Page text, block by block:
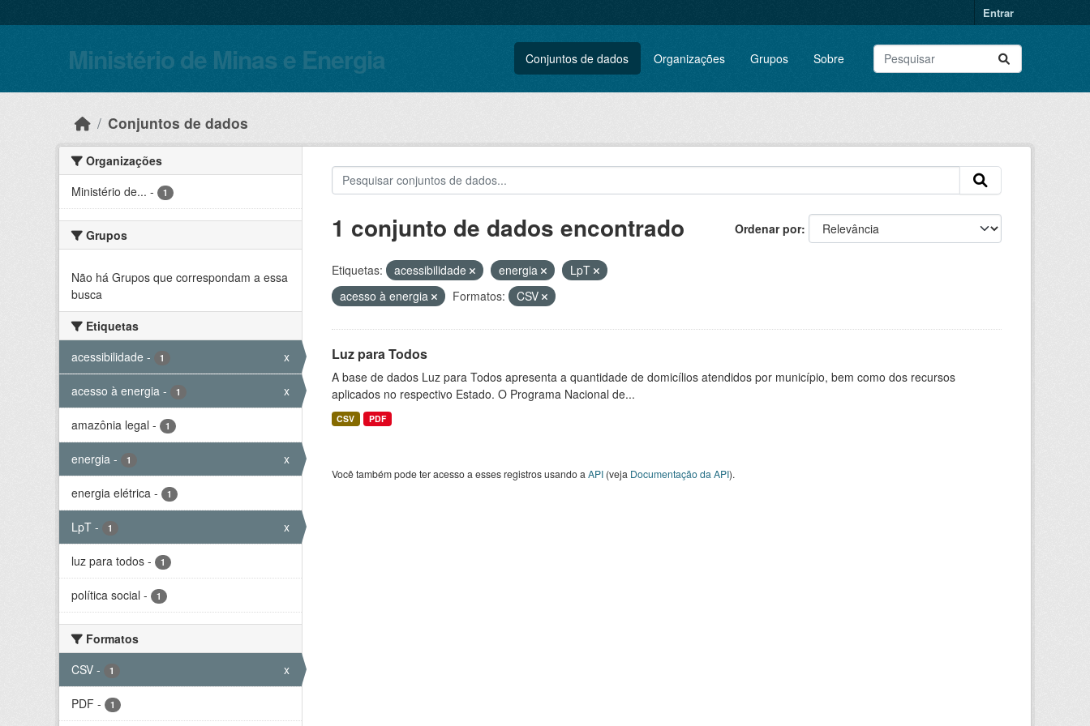
Entrar
Ministério de Minas e Energia Conjuntos de dados Organizações Grupos Sobre
Conjuntos de dados
Organizações
Ministério de... - 1
Grupos
Não há Grupos que correspondam a essa
busca
Etiquetas
acessibilidade - 1 x
acesso à energia - 1 x
amazônia legal - 1
energia - 1 x
energia elétrica - 1
LpT - 1 x
luz para todos - 1
política social - 1
Formatos
CSV - 1 x
PDF - 1
Ordenar por
1 conjunto de dados encontrado
Etiquetas: acessibilidade energia
LpT
acesso à energia
Formatos: CSV
Luz para Todos
A base de dados Luz para Todos apresenta a quantidade de domicílios atendidos por município, bem como dos recursos
aplicados no respectivo Estado. O Programa Nacional de...
CSV PDF
Você também pode ter acesso a esses registros usando a API(veja Documentação da API).